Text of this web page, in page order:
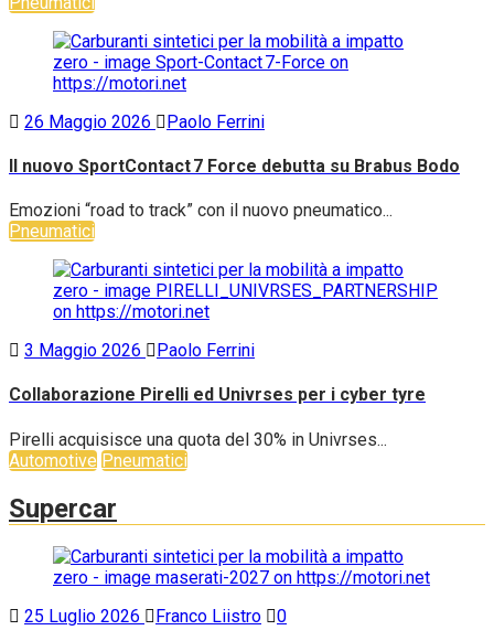
26 Maggio 2026 Paolo Ferrini
Il nuovo SportContact 7 Force debutta su Brabus Bodo
Emozioni “road to track” con il nuovo pneumatico...
Pneumatici
3 Maggio 2026 Paolo Ferrini
Collaborazione Pirelli ed Univrses per i cyber tyre
Pirelli acquisisce una quota del 30% in Univrses...
Automotive Pneumatici
Supercar
25 Luglio 2026 Franco Liistro 0